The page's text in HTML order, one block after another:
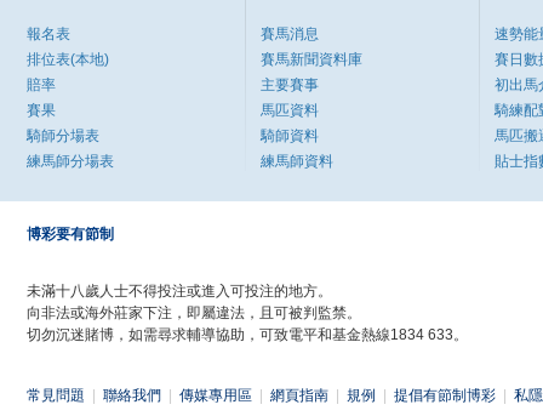
報名表
排位表(本地)
賠率
賽果
騎師分場表
練馬師分場表
賽馬消息
賽馬新聞資料庫
主要賽事
馬匹資料
騎師資料
練馬師資料
速勢能
賽日數
初出馬
騎練配
馬匹搬
貼士指
博彩要有節制
未滿十八歲人士不得投注或進入可投注的地方。
向非法或海外莊家下注，即屬違法，且可被判監禁。
切勿沉迷賭博，如需尋求輔導協助，可致電平和基金熱線1834 633。
常見問題 聯絡我們 傳媒專用區 網頁指南 規例 提倡有節制博彩 私